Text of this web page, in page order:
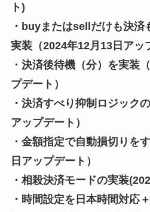
ト)
・buyまたはsellだけも決済
実装（2024年12月13日アッ
・決済後待機（分）を実装
プデート）
・決済すべり抑制ロジック
アップデート）
・金額指定で自動損切りを
日アップデート）
・相殺決済モードの実装
・時間設定を日本時間対応